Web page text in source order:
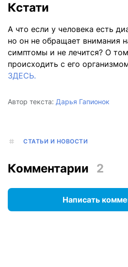
Кстати
А что если у человека есть
но он не обращает внимания
симптомы и не лечится? О
происходить с его
ЗДЕСЬ.
Автор текста: Дарья Гапионок
СТАТЬИ И НОВОСТИ
Комментарии 2
Написать